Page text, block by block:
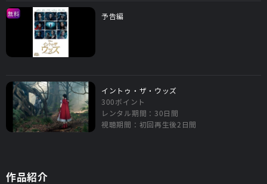
無料 予告編
イントゥ・ザ・ウッズ
300ポイント
レンタル期間：30日間
視聴期間：初回再生後2日間
作品紹介